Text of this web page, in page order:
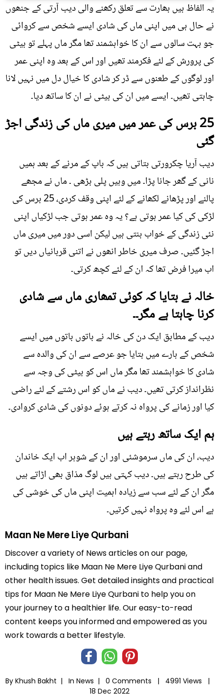
یہ الفاظ ہیں بھارت سے تعلق رکھنے والی دیب آرتی کے جنھوں
نے حال ہی میں اپنی ماں کی شادی ایسے شخص سے کروائی
جو بہت سالوں سے ان کا خواہشمند تھا مگر ماں پہلے تو بیٹی
کی پرورش کے لئے فکرمند تھیں اور اس کے بعد وہ اپنی عمر
اور لوگوں کے طعنوں سے ڈر کر شادی کا خیال دل میں نہیں لانا
چاہتی تھیں۔ ایسے میں ان کی بیٹی نے ان کا ساتھ دیا۔
25 برس کی عمر میں میری ماں کی زندگی اجڑ
گئی
دیب آریا چکرورتی بتاتی ہیں کہ باپ کے مرنے کے بعد ہمیں
نانی کے گھر جانا پڑا۔ میں وہیں پلی بڑھی ۔ ماں نے مجھے
پالنے اور پڑھانے لکھانے کے لئے اپنی وقف کردی، 25 برس کی
لڑکی کی کیا عمر ہوتی ہے؟ یہ وہ عمر ہوتی جب لڑکیاں اپنی
نئی زندگی کے خواب بنتی ہیں لیکن اسی دور میں میری ماں
اجڑ گئیں۔ صرف میری خاطر انھوں نے اتنی قربانیاں دیں تو
اب میرا فرض تھا کہ ان کے لئے کچھ کرتی۔
خالہ نے بتایا کہ کوئی تمھاری ماں سے شادی
کرنا چاہتا ہے مگر۔۔
دیب کے مطابق ایک دن کی خالہ نے باتوں باتوں میں ایسے
شخص کے بارے میں بتایا جو عرصے سے ان کی والدہ سے
شادی کا خواہشمند تھا مگر ماں اس کو بیٹی کی وجہ سے
نظرانداز کرتی تھیں۔ دیب نے ماں کو اس رشتے کے لئے راضی
کیا اور زمانے کی پرواہ نہ کرتے ہوئے دونوں کی شادی کروادی۔
ہم ایک ساتھ رہتے ہیں
دیب، ان کی ماں سرموشئی اور ان کے شوہر اب ایک خاندان
کی طرح رہتے ہیں۔ دیب کہتی ہیں لوگ مذاق بھی اڑاتے ہیں
مگر ان کے لئے سب سے زیادہ اہمیت اپنی ماں کی خوشی کی
ہے اس لئے وہ پرواہ نہیں کرتیں۔
Maan Ne Mere Liye Qurbani
Discover a variety of News articles on our page,
including topics like Maan Ne Mere Liye Qurbani and
other health issues. Get detailed insights and practical
tips for Maan Ne Mere Liye Qurbani to help you on
your journey to a healthier life. Our easy-to-read
content keeps you informed and empowered as you
work towards a better lifestyle.
By Khush Bakht | In News | 0 Comments |
4991 Views |
18 Dec 2022